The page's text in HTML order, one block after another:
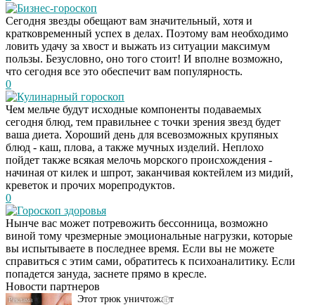
Бизнес-гороскоп
Сегодня звезды обещают вам значительный, хотя и
кратковременный успех в делах. Поэтому вам необходимо
ловить удачу за хвост и выжать из ситуации максимум
пользы. Безусловно, оно того стоит! И вполне возможно,
что сегодня все это обеспечит вам популярность.
0
Кулинарный гороскоп
Чем мельче будут исходные компоненты подаваемых
сегодня блюд, тем правильнее с точки зрения звезд будет
ваша диета. Хороший день для всевозможных крупяных
блюд - каш, плова, а также мучных изделий. Неплохо
пойдет также всякая мелочь морского происхождения -
начиная от килек и шпрот, заканчивая коктейлем из мидий,
креветок и прочих морепродуктов.
0
Гороскоп здоровья
Нынче вас может потревожить бессонница, возможно
виной тому чрезмерные эмоциональные нагрузки, которые
вы испытываете в последнее время. Если вы не можете
справиться с этим сами, обратитесь к психоаналитику. Если
попадется зануда, заснете прямо в кресле.
Новости партнеров
i
Даже самый
запущенный грибок
исчезнет с корнем,
если перед сном…
i
Этот трюк уничтожает